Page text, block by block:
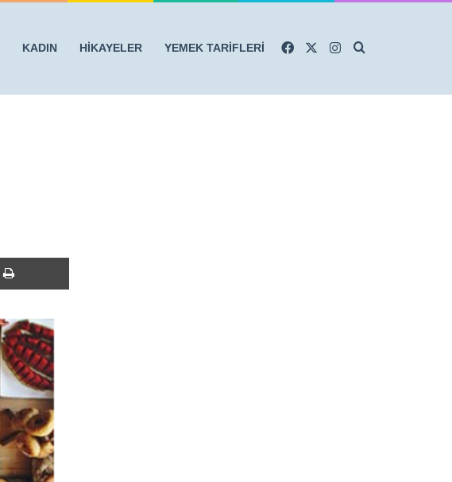
KADIN HİKAYELER YEMEK TARİFLERİ FacebookInstagram
Yazdır